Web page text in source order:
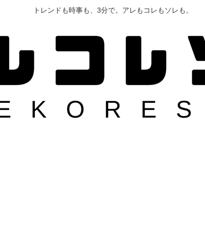
トレンドも時事も、3分で。アレもコレもソレも。